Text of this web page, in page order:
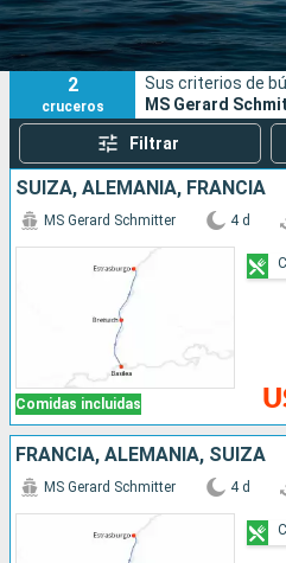
Puertos
2
cruceros
Sus criterios de
MS Gerard
Filtrar
SUIZA, ALEMANIA, FRANCIA
Comidas incluidas
MS Gerard Schmitter 4 d
FRANCIA, ALEMANIA, SUIZA
MS Gerard Schmitter 4 d